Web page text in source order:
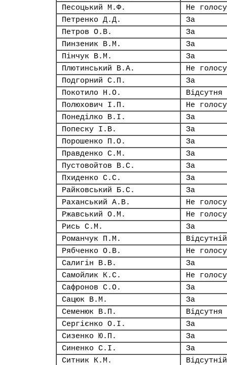
Песоцький М.Ф.
Не
Петренко Д.Д.
За
Петров О.В.
За
Пинзеник В.М.
За
Пінчук В.М.
За
Плютинський В.А.
Не
Подгорний С.П.
За
Покотило Н.О.
Відсутня
Полюхович І.П.
Не
Понеділко В.І.
За
Попеску І.В.
За
Порошенко П.О.
За
Правденко С.М.
За
Пустовойтов В.С.
За
Пхиденко С.С.
За
Райковський Б.С.
За
Раханський А.В.
Не
Ржавський О.М.
Не
Рись С.М.
За
Романчук П.М.
Відсутній
Рябченко О.В.
Не
Салигін В.В.
За
Самойлик К.С.
Не
Сафронов С.О.
За
Сацюк В.М.
За
Семенюк В.П.
Відсутня
Сергієнко О.І.
За
Сизенко Ю.П.
За
Синенко С.І.
За
Ситник К.М.
Відсутній